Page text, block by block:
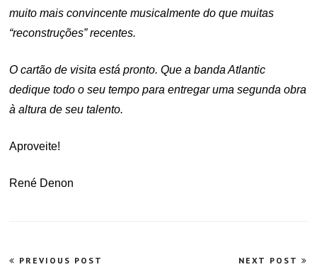
muito mais convincente musicalmente do que muitas
“reconstruções” recentes.
O cartão de visita está pronto. Que a banda Atlantic
dedique todo o seu tempo para entregar uma segunda obra
à altura de seu talento.
Aproveite!
René Denon
Navegação
PREVIOUS POST NEXT POST